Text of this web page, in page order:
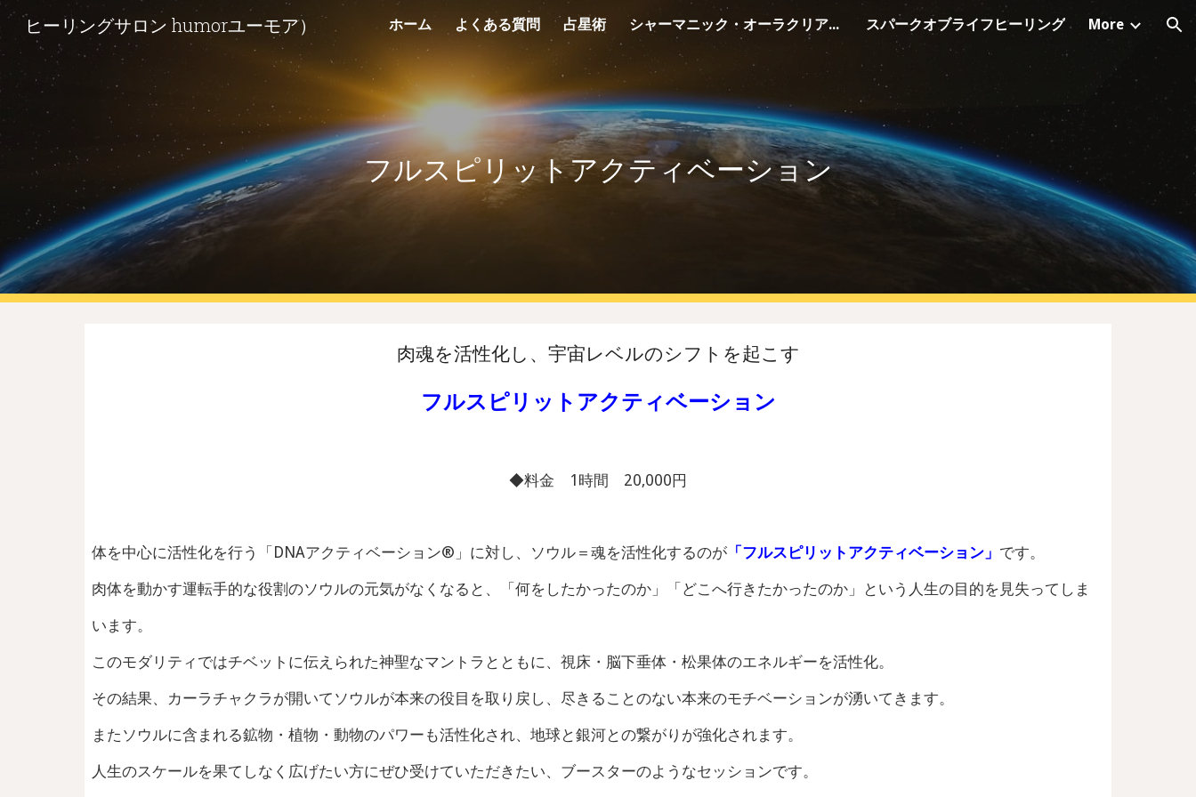
Skip to main content Skip to navigation
ヒーリングサロン humorユーモア） ホーム よくある質問 占星術 シャーマニック・オーラクリアリング スパークオブライフヒーリング More
フルスピリットアクティベーション
肉魂を活性化し、宇宙レベルのシフトを起こす
フルスピリットアクティベーション
◆料金 1時間 20,000 円
体を中心に活性化を行う「DNAアクティベーション®︎」に対し、ソウル＝魂を活性化するのが「フルスピリットアクティベーション」 です。
肉体を動かす運転手的な役割のソウルの元気がなくなると、「何をしたかったのか」「どこへ行きたかったのか」という人生の目的を見失ってしま
います。
このモダリティではチベットに伝えられた神聖なマントラとともに、視床・脳下垂体・松果体のエネルギーを活性化。
その結果、カーラチャクラが開いてソウルが本来の役目を取り戻し、尽きることのない本来のモチベーションが湧いてきます。
またソウルに含まれる鉱物・植物・動物のパワーも活性化され、地球と銀河との繋がりが強化されます。
人生のスケールを果てしなく広げたい方にぜひ受けていただきたい、ブースターのようなセッションです。